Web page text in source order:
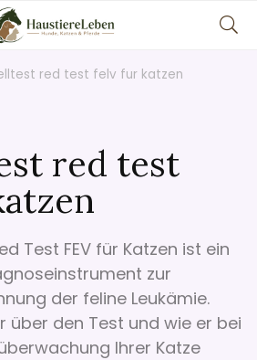
red test felv fur katzen
red test
Test FEV für Katzen ist ein
zur
der feline Leukämie.
über den Test und wie er bei
Ihrer Katze